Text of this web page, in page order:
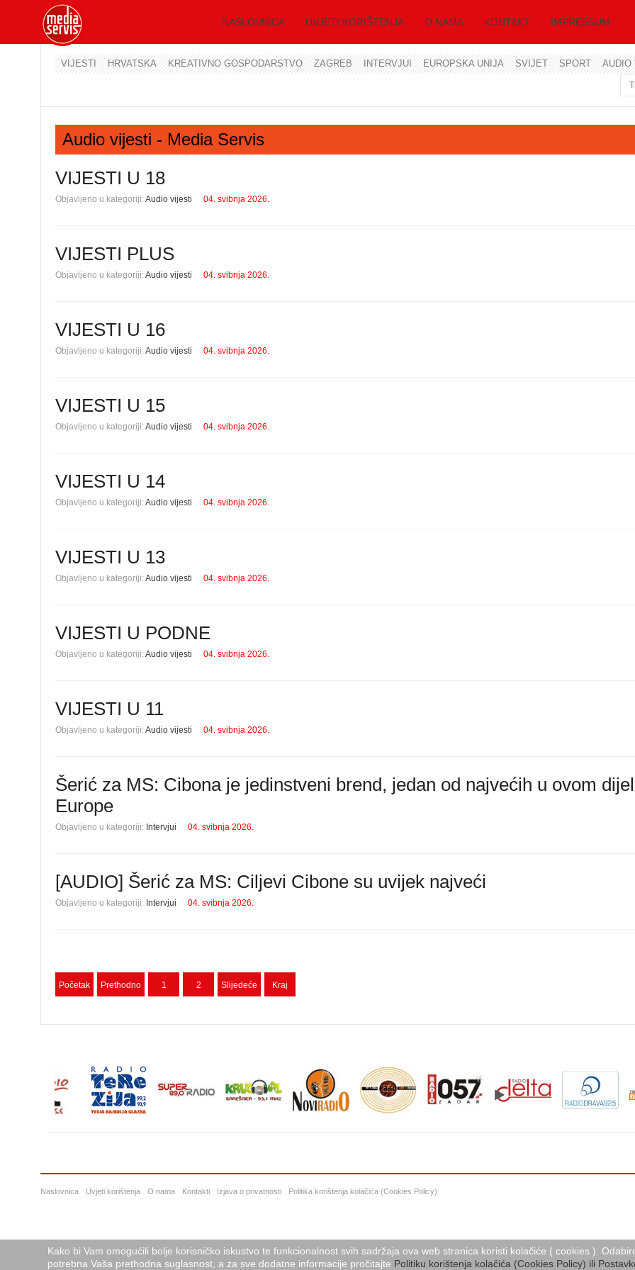
NASLOVNICA UVJETI KORIŠTENJA O NAMA KONTAKT IMPRESSUM
VIJESTI HRVATSKA KREATIVNO GOSPODARSTVO ZAGREB INTERVJUI EUROPSKA UNIJA SVIJET SPORT AUDIO
Audio vijesti - Media Servis
VIJESTI U 18
Objavljeno u kategoriji:Audio vijesti 04. svibnja 2026.
VIJESTI PLUS
Objavljeno u kategoriji:Audio vijesti 04. svibnja 2026.
VIJESTI U 16
Objavljeno u kategoriji:Audio vijesti 04. svibnja 2026.
VIJESTI U 15
Objavljeno u kategoriji:Audio vijesti 04. svibnja 2026.
VIJESTI U 14
Objavljeno u kategoriji:Audio vijesti 04. svibnja 2026.
VIJESTI U 13
Objavljeno u kategoriji:Audio vijesti 04. svibnja 2026.
VIJESTI U PODNE
Objavljeno u kategoriji:Audio vijesti 04. svibnja 2026.
VIJESTI U 11
Objavljeno u kategoriji:Audio vijesti 04. svibnja 2026.
Šerić za MS: Cibona je jedinstveni brend, jedan od najvećih u ovom
Europe
Objavljeno u kategoriji: Intervjui 04. svibnja 2026.
[AUDIO] Šerić za MS: Ciljevi Cibone su uvijek najveći
Objavljeno u kategoriji: Intervjui 04. svibnja 2026.
Početak Prethodno 1 2 Slijedeće Kraj
Naslovnica Uvjeti korištenja O nama Kontakti Izjava o privatnosti Politika korištenja kolačića (Cookies Policy)
Kako bi Vam omogućili bolje korisničko iskustvo te funkcionalnost svih sadržaja ova web stranica koristi kolačiće ( cookies ).
potrebna Vaša prethodna suglasnost, a za sve dodatne informacije pročitajte Politiku korištenja kolačića (Cookies Policy) ili